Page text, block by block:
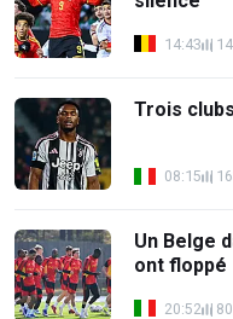
14:43
Trois
08:15
Un Belge
ont floppé
20:52